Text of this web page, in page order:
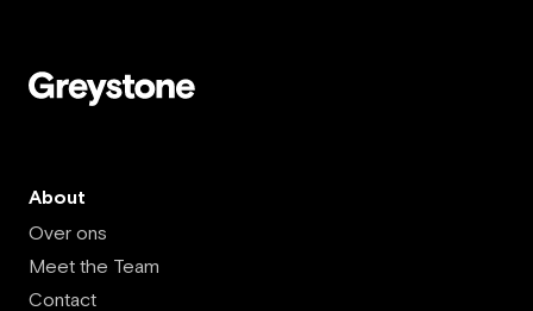
About
Over ons
Meet the Team
Contact